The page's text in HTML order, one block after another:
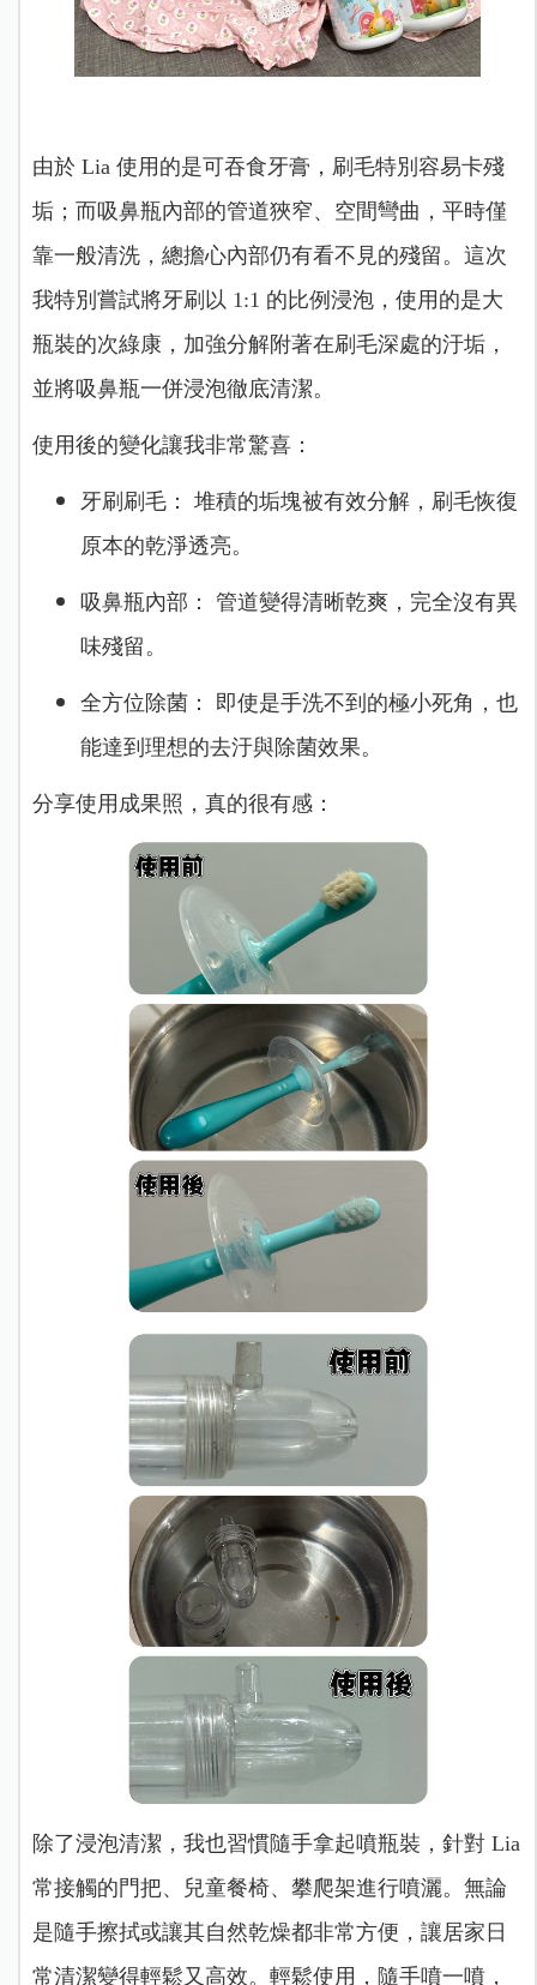
由於 Lia 使用的是可吞食牙膏，刷毛特別容易卡殘
垢；而吸鼻瓶內部的管道狹窄、空間彎曲，平時僅
靠一般清洗，總擔心內部仍有看不見的殘留。這次
我特別嘗試將牙刷以 1:1 的比例浸泡，使用的是大
瓶裝的次綠康，加強分解附著在刷毛深處的汙垢，
並將吸鼻瓶一併浸泡徹底清潔。
使用後的變化讓我非常驚喜：
牙刷刷毛： 堆積的垢塊被有效分解，刷毛恢復
原本的乾淨透亮。
吸鼻瓶內部： 管道變得清晰乾爽，完全沒有異
味殘留。
全方位除菌： 即使是手洗不到的極小死角，也
能達到理想的去汙與除菌效果。
分享使用成果照，真的很有感：
除了浸泡清潔，我也習慣隨手拿起噴瓶裝，針對 Lia
常接觸的門把、兒童餐椅、攀爬架進行噴灑。無論
是隨手擦拭或讓其自然乾燥都非常方便，讓居家日
常清潔變得輕鬆又高效。 輕鬆使用，隨手噴一噴，